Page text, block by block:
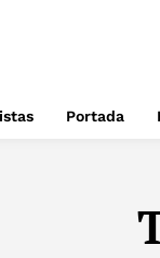
Portada